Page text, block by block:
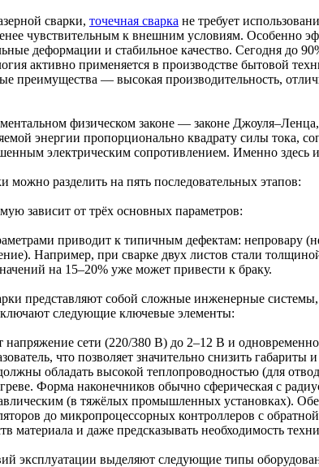
сварки, точечная сварка не требует
чувствительным к внешним условиям. Особенно
деформации и стабильное качество. Сегодня до
активно применяется в производстве бытовой
преимущества — высокая производительность,
физическом законе — законе
энергии пропорционально квадрату силы тока,
электрическим сопротивлением. Именно здесь
разделить на пять последовательных этапов:
зависит от трёх основных параметров:
приводит к типичным дефектам: непровару
Например, при сварке двух листов стали
на 15–20% уже может привести к браку.
представляют собой сложные инженерные
следующие ключевые элементы:
сети (220/380 В) до 2–12 В и
что позволяет значительно снизить
обладать высокой теплопроводностью (для
Форма наконечников обычно сферическая с
(в тяжёлых промышленных установках).
до микропроцессорных контроллеров с
материала и даже предсказывать необходимость
эксплуатации выделяют следующие типы